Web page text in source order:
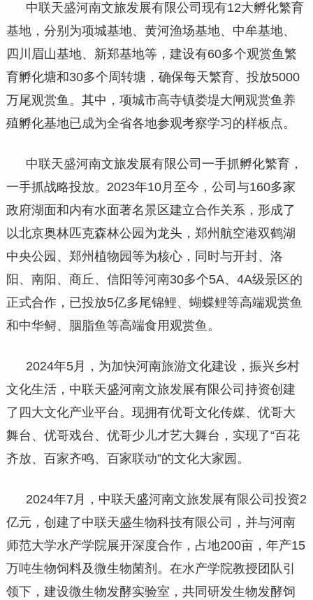
中联天盛河南文旅发展有限公司现有12大孵化繁育
基地，分别为项城基地、黄河渔场基地、中牟基地、
四川眉山基地、新郑基地等，建设有60多个观赏鱼繁
育孵化塘和30多个周转塘，确保每天繁育、投放5000
万尾观赏鱼。其中，项城市高寺镇娄堤大闸观赏鱼养
殖孵化基地已成为全省各地参观考察学习的样板点。
中联天盛河南文旅发展有限公司一手抓孵化繁育，
一手抓战略投放。2023年10月至今，公司与160多家
政府湖面和内有水面著名景区建立合作关系，形成了
以北京奥林匹克森林公园为龙头，郑州航空港双鹤湖
中央公园、郑州植物园等为核心，同时与开封、洛
阳、南阳、商丘、信阳等河南30多个5A、4A级景区的
正式合作，已投放5亿多尾锦鲤、蝴蝶鲤等高端观赏鱼
和中华鲟、胭脂鱼等高端食用观赏鱼。
2024年5月，为加快河南旅游文化建设，振兴乡村
文化生活，中联天盛河南文旅发展有限公司持资创建
了四大文化产业平台。现拥有优哥文化传媒、优哥大
舞台、优哥戏台、优哥少儿才艺大舞台，实现了“百花
齐放、百家齐鸣、百家联动”的文化大家园。
2024年7月，中联天盛河南文旅发展有限公司投资2
亿元，创建了中联天盛生物科技有限公司，并与河南
师范大学水产学院展开深度合作，占地200亩，年产15
万吨生物饲料及微生物菌剂。在水产学院教授团队引
领下，建设微生物发酵实验室，共同研发生物发酵饲